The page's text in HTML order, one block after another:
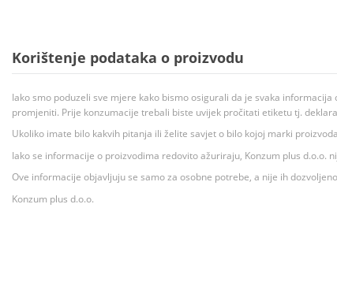
Korištenje podataka o proizvodu
Iako smo poduzeli sve mjere kako bismo osigurali da je svaka
promjeniti. Prije konzumacije trebali biste uvijek pročitati etiketu tj.
Ukoliko imate bilo kakvih pitanja ili želite savjet o bilo kojoj marki
Iako se informacije o proizvodima redovito ažuriraju, Konzum plus d.o.o.
Ove informacije objavljuju se samo za osobne potrebe, a nije ih
Konzum plus d.o.o.